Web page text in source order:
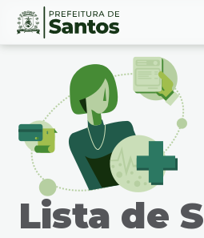
Ir
Conteúdo
Lista de